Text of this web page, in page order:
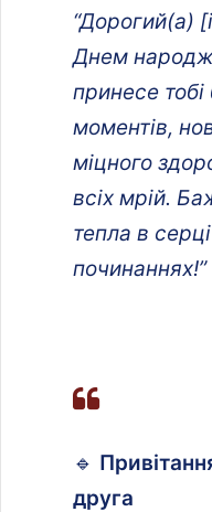
“Дорогий(а)
Днем
принесе
моментів,
міцного
всіх мрій.
тепла в
починаннях!”
🔹
друга